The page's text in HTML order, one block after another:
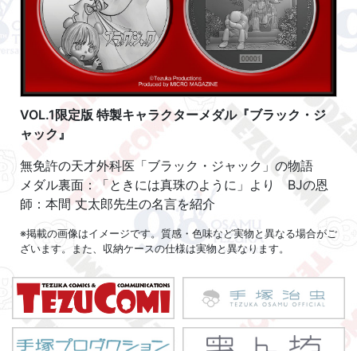
VOL.1限定版 特製キャラクターメダル『ブラック・ジ
ャック』
無免許の天才外科医「ブラック・ジャック」の物語
メダル裏面：「ときには真珠のように」より BJの恩
師：本間 丈太郎先生の名言を紹介
※掲載の画像はイメージです。質感・色味など実物と異なる場合がご
ざいます。また、収納ケースの仕様は実物と異なります。